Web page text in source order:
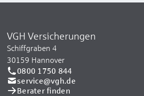
VGH Versicherungen
Schiffgraben 4
30159 Hannover
0800 1750 844
service@vgh.de
Berater finden